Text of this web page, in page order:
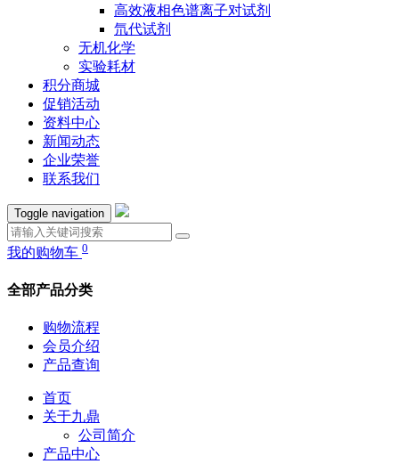
高效液相色谱离子对试剂
氘代试剂
无机化学
实验耗材
积分商城
促销活动
资料中心
新闻动态
企业荣誉
联系我们
Toggle navigation
我的购物车 0
全部产品分类
购物流程
会员介绍
产品查询
首页
关于九鼎
公司简介
产品中心